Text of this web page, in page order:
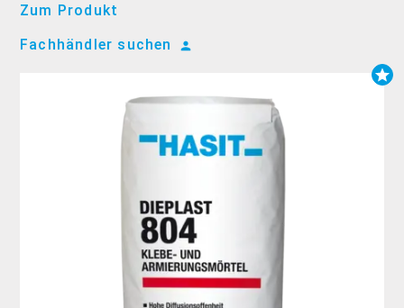
Zum Produkt
Fachhändler suchen